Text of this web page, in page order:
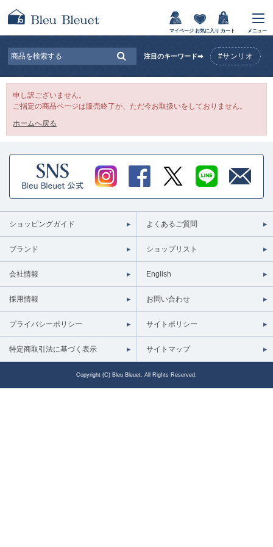
マイページ お気に入り カート メニュー
注目のキーワード➡ #サンリオ
申し訳ございません。
ご指定の商品ページは販売終了か、ただ今お取扱いをしておりません。
ホームへ戻る
ショッピングガイド よくあるご質問
ブランド ショップリスト
会社情報 English
採用情報 お問い合わせ
プライバシーポリシー サイトポリシー
特定商取引法に基づく表示 サイトマップ
Copyright (C) Bleu Bleuet. All Rights Reserved.